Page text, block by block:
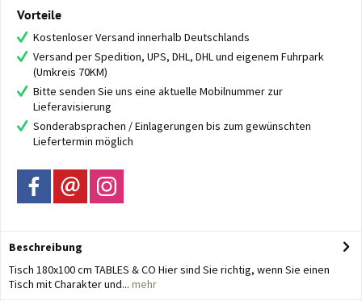
Vorteile
Kostenloser Versand innerhalb Deutschlands
Versand per Spedition, UPS, DHL, DHL und eigenem Fuhrpark
(Umkreis 70KM)
Bitte senden Sie uns eine aktuelle Mobilnummer zur
Lieferavisierung
Sonderabsprachen / Einlagerungen bis zum gewünschten
Liefertermin möglich
Beschreibung
Tisch 180x100 cm TABLES & CO Hier sind Sie richtig, wenn Sie einen
Tisch mit Charakter und... mehr